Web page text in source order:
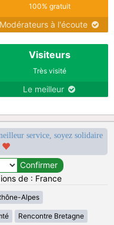
100% gratuit
Modérateurs à l'écoute
Visiteurs
Très visité
Le meilleur
service, soyez solidaire
de : France
Alpes
Rencontre Bretagne